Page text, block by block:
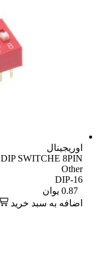
اوریجینال
DIP SWITCHE 8PIN
Other
DIP-16
0.87 یوان
اضافه به سبد خرید